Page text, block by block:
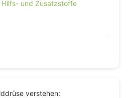
Hilfs- und Zusatzstoffe
verstehen: